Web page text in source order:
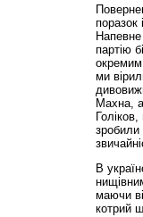
поразок
партію
окремим
ми
Махна,
зробили
В
маючи
котрий